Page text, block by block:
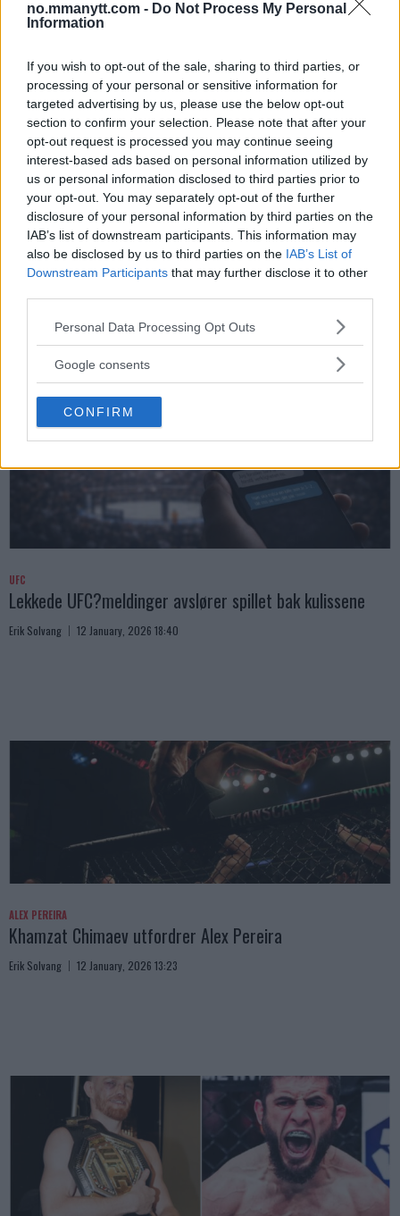
no.mmanytt.com - Do Not Process My Personal
Information
If you wish to opt-out of the sale, sharing to third parties, or
processing of your personal or sensitive information for
targeted advertising by us, please use the below opt-out
section to confirm your selection. Please note that after your
opt-out request is processed you may continue seeing
interest-based ads based on personal information utilized by
us or personal information disclosed to third parties prior to
your opt-out. You may separately opt-out of the further
disclosure of your personal information by third parties on the
IAB’s list of downstream participants. This information may
also be disclosed by us to third parties on the IAB’s List of
Downstream Participants that may further disclose it to other
Please note that this website/app uses one or more Google
not limited to your visit or usage behaviour. You may click to
use your data for below specified purposes in below Google
consent section.
Personal Data Processing Opt Outs
Google consents
CONFIRM
Arman Tsarukyan: – Vinner Paddy, svekkes mine
UFC
Lekkede UFC?meldinger avslører spillet bak kulissene
Erik Solvang 12 January, 2026 18:40
ALEX PEREIRA
Khamzat Chimaev utfordrer Alex Pereira
Erik Solvang 12 January, 2026 13:23